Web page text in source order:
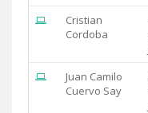
Cristian
Cordoba
Juan Camilo
Cuervo Say